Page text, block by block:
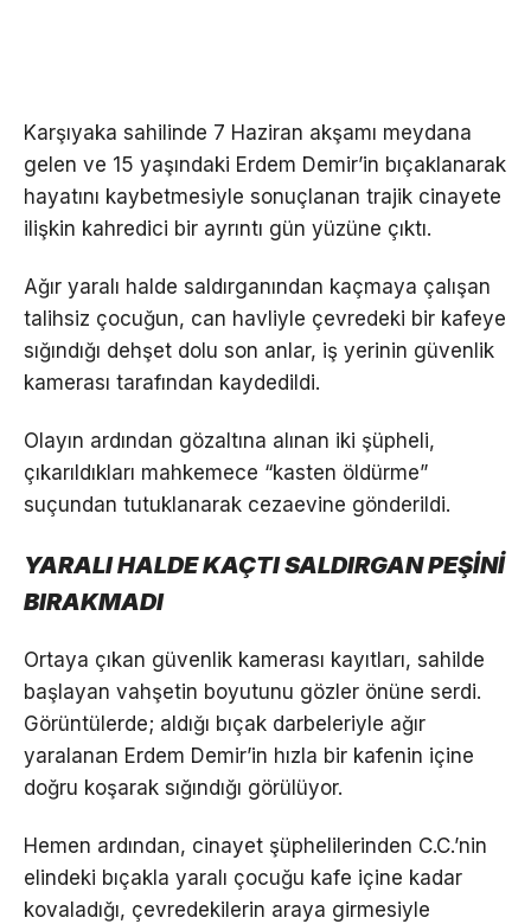
Karşıyaka sahilinde 7 Haziran akşamı meydana
gelen ve 15 yaşındaki Erdem Demir’in bıçaklanarak
hayatını kaybetmesiyle sonuçlanan trajik cinayete
ilişkin kahredici bir ayrıntı gün yüzüne çıktı.
Ağır yaralı halde saldırganından kaçmaya çalışan
talihsiz çocuğun, can havliyle çevredeki bir kafeye
sığındığı dehşet dolu son anlar, iş yerinin güvenlik
kamerası tarafından kaydedildi.
Olayın ardından gözaltına alınan iki şüpheli,
çıkarıldıkları mahkemece “kasten öldürme”
suçundan tutuklanarak cezaevine gönderildi.
YARALI HALDE KAÇTI SALDIRGAN PEŞİNİ
BIRAKMADI
Ortaya çıkan güvenlik kamerası kayıtları, sahilde
başlayan vahşetin boyutunu gözler önüne serdi.
Görüntülerde; aldığı bıçak darbeleriyle ağır
yaralanan Erdem Demir’in hızla bir kafenin içine
doğru koşarak sığındığı görülüyor.
Hemen ardından, cinayet şüphelilerinden C.C.’nin
elindeki bıçakla yaralı çocuğu kafe içine kadar
kovaladığı, çevredekilerin araya girmesiyle